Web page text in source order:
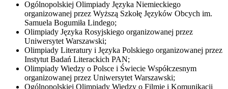
Ogólnopolskiej Olimpiady Języka Niemieckiego
organizowanej przez Wyższą Szkołę Języków Obcych im.
Samuela Bogumiła Lindego;
Olimpiady Języka Rosyjskiego organizowanej przez
Uniwersytet Warszawski;
Olimpiady Literatury i Języka Polskiego organizowanej przez
Instytut Badań Literackich PAN;
Olimpiady Wiedzy o Polsce i Świecie Współczesnym
organizowanej przez Uniwersytet Warszawski;
Ogólnopolskiej Olimpiady Wiedzy o Filmie i Komunikacji